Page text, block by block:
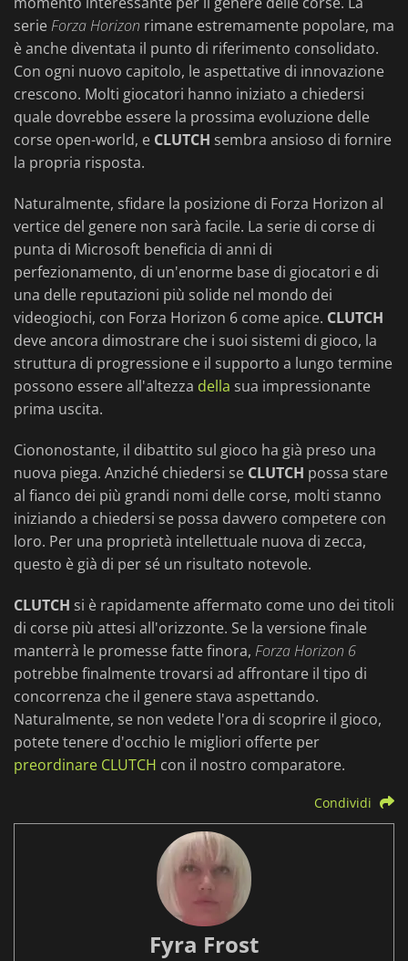
serieForza Horizon rimane estremamente popolare, ma
è anche diventata il punto di riferimento consolidato.
Con ogni nuovo capitolo, le aspettative di innovazione
crescono. Molti giocatori hanno iniziato a chiedersi
quale dovrebbe essere la prossima evoluzione delle
corse open-world, e CLUTCH sembra ansioso di fornire
la propria risposta.
Naturalmente, sfidare la posizione di Forza Horizon al
vertice del genere non sarà facile. La serie di corse di
punta di Microsoft beneficia di anni di
perfezionamento, di un'enorme base di giocatori e di
una delle reputazioni più solide nel mondo dei
videogiochi, con Forza Horizon 6 come apice. CLUTCH
deve ancora dimostrare che i suoi sistemi di gioco, la
struttura di progressione e il supporto a lungo termine
possono essere all'altezza della sua impressionante
prima uscita.
Ciononostante, il dibattito sul gioco ha già preso una
nuova piega. Anziché chiedersi se CLUTCH possa stare
al fianco dei più grandi nomi delle corse, molti stanno
iniziando a chiedersi se possa davvero competere con
loro. Per una proprietà intellettuale nuova di zecca,
questo è già di per sé un risultato notevole.
CLUTCH si è rapidamente affermato come uno dei titoli
di corse più attesi all'orizzonte. Se la versione finale
manterrà le promesse fatte finora, Forza Horizon 6
potrebbe finalmente trovarsi ad affrontare il tipo di
concorrenza che il genere stava aspettando.
Naturalmente, se non vedete l'ora di scoprire il gioco,
potete tenere d'occhio le migliori offerte per
preordinare CLUTCH con il nostro comparatore.
Condividi
Fyra Frost